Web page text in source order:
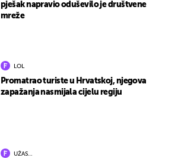
pješak napravio oduševilo je društvene
mreže
LOL
Promatrao turiste u Hrvatskoj, njegova
zapažanja nasmijala cijelu regiju
UŽAS…